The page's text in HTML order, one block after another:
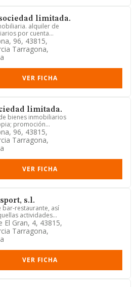
limitada.
alquiler de
por cuenta
de la propiedad...
96, 43815,
Tarragona,
VER FICHA
limitada.
bienes inmobiliarios
promoción
de bienes i...
96, 43815,
Tarragona,
VER FICHA
s.l.
bar-restaurante, así
actividades
El Gran, 4, 43815,
Tarragona,
VER FICHA